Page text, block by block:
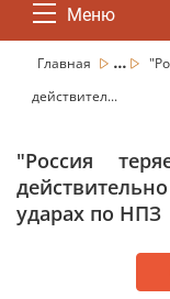
Меню
Главная ...
действител...
"Россия
ударах по НПЗ